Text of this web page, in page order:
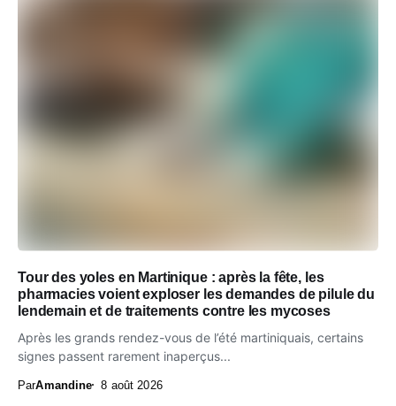
Tour des yoles en Martinique : après la fête, les
pharmacies voient exploser les demandes de pilule du
lendemain et de traitements contre les mycoses
Après les grands rendez-vous de l’été martiniquais, certains
signes passent rarement inaperçus...
ParAmandine 8 août 2026